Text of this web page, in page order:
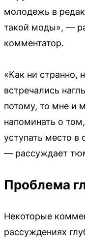
молодежь в
такой моды», —
комментатор.
«Как ни странно,
встречались
потому, то мне и
напоминать о
уступать место в
— рассуждает
Проблема
Некоторые
рассуждениях